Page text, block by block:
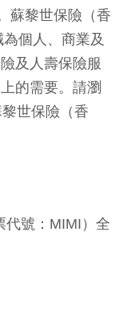
蘇黎世保險（香
個人、商業及
及人壽保險服
的需要。請瀏
世保險（香
代號：MIMI）全